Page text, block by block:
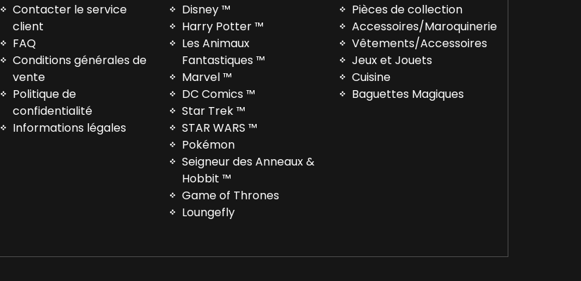
Contacter le service
client
FAQ
Conditions générales de
vente
Politique de
confidentialité
Informations légales
Disney ™
Harry Potter ™
Les Animaux
Fantastiques ™
Marvel ™
DC Comics ™
Star Trek ™
STAR WARS ™
Pokémon
Seigneur des Anneaux &
Hobbit ™
Game of Thrones
Loungefly
Pièces de collection
Accessoires/Maroquinerie
Vêtements/Accessoires
Jeux et Jouets
Cuisine
Baguettes Magiques